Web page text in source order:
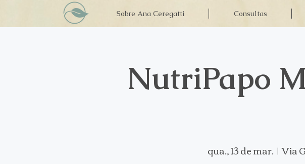
Sobre Ana Ceregatti Consultas
NutriPapo
qua., 13 de mar.
  |
Via